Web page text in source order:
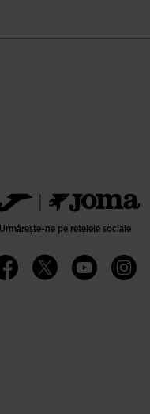
Urmărește-ne pe rețelele sociale